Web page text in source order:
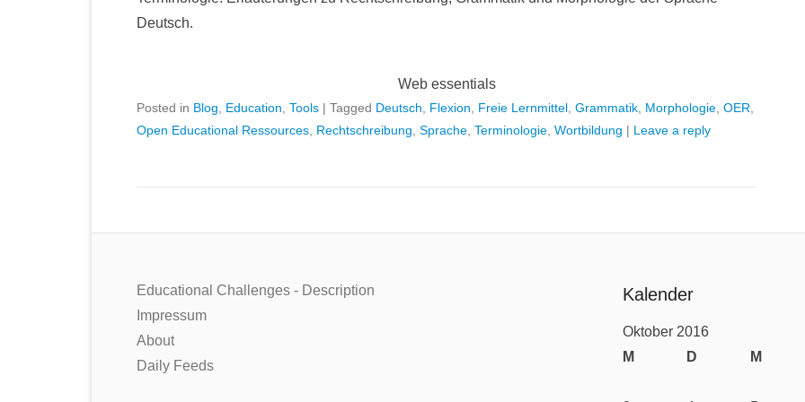
Deutsch.
Web essentials
Posted in Blog Education Tools | Tagged Deutsch Flexion Freie Lernmittel Grammatik Morphologie OER
Open Educational Ressources Rechtschreibung Sprache Terminologie Wortbildung | Leave a reply
Educational Challenges - Description
Impressum
About
Daily Feeds
Kalender
Oktober 2016
M
D M